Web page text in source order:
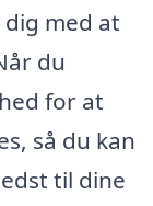
med at
du
for at
så du kan
til dine